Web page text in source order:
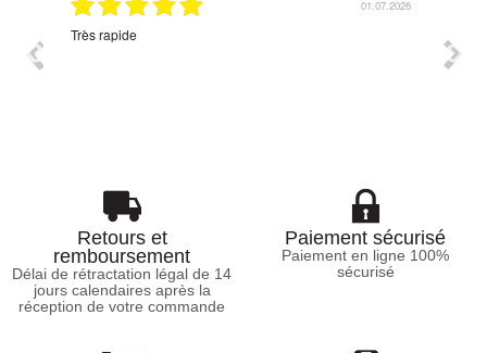
01.07.2026
Très rapide
Retours et
remboursement
Délai de rétractation légal de 14
jours calendaires après la
réception de votre commande
Paiement sécurisé
Paiement en ligne 100%
sécurisé